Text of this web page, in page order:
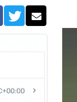
TwitterCourriel